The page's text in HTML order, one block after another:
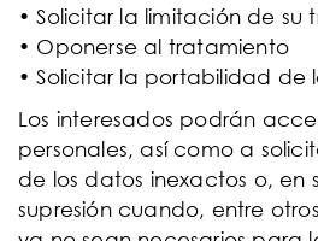
• Solicitar la limitación de su
• Oponerse al tratamiento
• Solicitar la portabilidad de
Los interesados podrán
personales, así como a
de los datos inexactos o, en
supresión cuando, entre